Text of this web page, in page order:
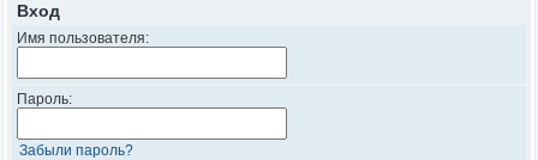
Вход
Имя пользователя:
Пароль:
Забыли пароль?